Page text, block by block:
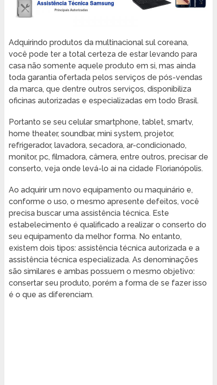
Adquirindo produtos da multinacional sul coreana,
você pode ter a total certeza de estar levando para
casa não somente aquele produto em si, mas ainda
toda garantia ofertada pelos serviços de pós-vendas
da marca, que dentre outros serviços, disponibiliza
oficinas autorizadas e especializadas em todo Brasil.
Portanto se seu celular smartphone, tablet, smartv,
home theater, soundbar, mini system, projetor,
refrigerador, lavadora, secadora, ar-condicionado,
monitor, pc, filmadora, câmera, entre outros, precisar de
conserto, veja onde levá-lo ai na cidade Florianópolis.
Ao adquirir um novo equipamento ou maquinário e,
conforme o uso, o mesmo apresente defeitos, você
precisa buscar uma assistência técnica. Este
estabelecimento é qualificado a realizar o conserto do
seu equipamento da melhor forma. No entanto,
existem dois tipos: assistência técnica autorizada e a
assistência técnica especializada. As denominações
são similares e ambas possuem o mesmo objetivo:
consertar seu produto, porém a forma de se fazer isso
é o que as diferenciam.